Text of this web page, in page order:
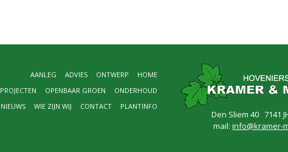
HOME
ONTWERP
ADVIES
AANLEG
ONDERHOUD
OPENBAAR GROEN
PROJECTEN
PLANTINFO
CONTACT
WIE ZIJN WIJ
NIEUWS
Den Sliem 40 7141
mail:info@kramer-